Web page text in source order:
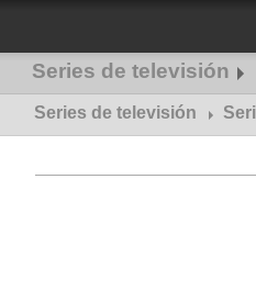
Series de televisión
Series de misterio
Series de televisión